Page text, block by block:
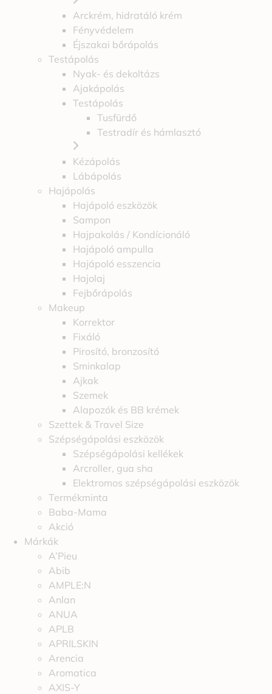
Arckrém, hidratáló krém
Fényvédelem
Éjszakai bőrápolás
Testápolás
Nyak- és dekoltázs
Ajakápolás
Testápolás
Tusfürdő
Testradír és hámlasztó
Kézápolás
Lábápolás
Hajápolás
Hajápoló eszközök
Sampon
Hajpakolás / Kondícionáló
Hajápoló ampulla
Hajápoló esszencia
Hajolaj
Fejbőrápolás
Makeup
Korrektor
Fixáló
Pirosító, bronzosító
Sminkalap
Ajkak
Szemek
Alapozók és BB krémek
Szettek & Travel Size
Szépségápolási eszközök
Szépségápolási kellékek
Arcroller, gua sha
Elektromos szépségápolási eszközök
Termékminta
Baba-Mama
Akció
Márkák
A’Pieu
Abib
AMPLE:N
Anlan
ANUA
APLB
APRILSKIN
Arencia
Aromatica
AXIS-Y